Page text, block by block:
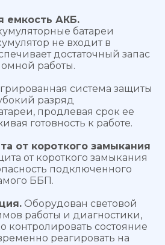
емкость АКБ.
батареи
не входит в
достаточный запас
работы.
система защиты
разряд
продлевая срок ее
готовность к работе.
от короткого замыкания
от короткого замыкания
подключенного
ББП.
Оборудован световой
работы и диагностики,
контролировать состояние
реагировать на